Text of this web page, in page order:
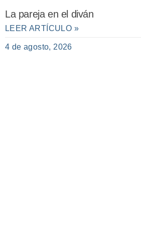
La pareja en el diván
LEER ARTÍCULO »
4 de agosto, 2026